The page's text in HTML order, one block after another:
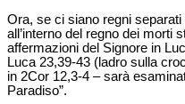
Ora, se ci siano regni
all’interno del regno dei morti
affermazioni del Signore in
Luca 23,39-43 (ladro sulla
in 2Cor 12,3-4 – sarà
Paradiso”.